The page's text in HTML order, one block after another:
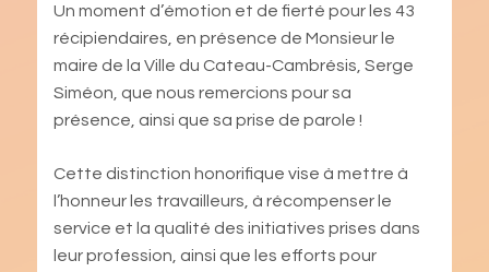
Un moment d’émotion et de fierté pour les 43
récipiendaires, en présence de Monsieur le
maire de la Ville du Cateau-Cambrésis, Serge
Siméon, que nous remercions pour sa
présence, ainsi que sa prise de parole !
Cette distinction honorifique vise à mettre à
l’honneur les travailleurs, à récompenser le
service et la qualité des initiatives prises dans
leur profession, ainsi que les efforts pour